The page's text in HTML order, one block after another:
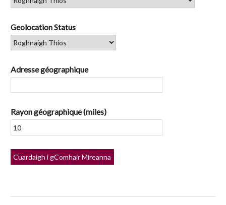
Geolocation Status
Adresse géographique
Rayon géographique (miles)